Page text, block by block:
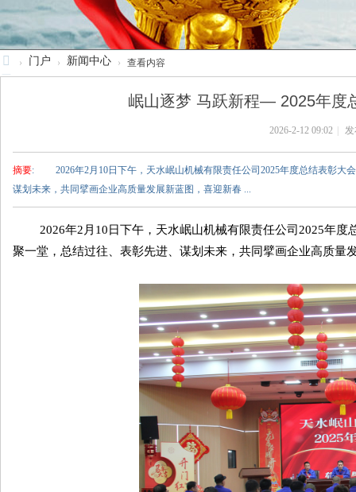
天
› 门户 › 新闻中心 › 查看内容
岷山逐梦 马跃新程— 2025年度
2026-2-12 09:02
摘要: 2026年2月10日下午，天水岷山机械有限责任公司2025年度总结表彰大
谋划未来，共同擘画企业高质量发展新蓝图，喜迎新春 ...
2026年2月10日下午，天水岷山机械有限责任公司2025年度
聚一堂，总结过往、表彰先进、谋划未来，共同擘画企业高质量